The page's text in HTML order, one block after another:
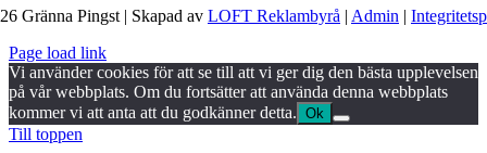
Gränna Pingst | Skapad av LOFT Reklambyrå | Admin |
Page load link
Vi använder cookies för att se till att vi ger dig den bästa upplevelsen
på vår webbplats. Om du fortsätter att använda denna webbplats
kommer vi att anta att du godkänner detta. Ok
Till toppen